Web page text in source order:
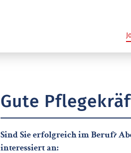
Gute
Sind Sie erfolgreich im Beruf?
interessiert an: